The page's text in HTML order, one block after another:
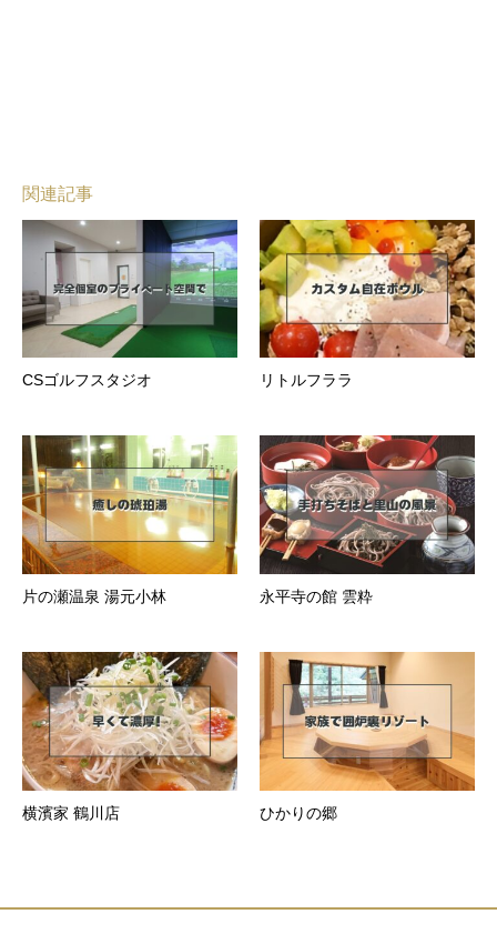
関連記事
CSゴルフスタジオ リトルフララ
片の瀬温泉 湯元小林 永平寺の館 雲粋
横濱家 鶴川店 ひかりの郷